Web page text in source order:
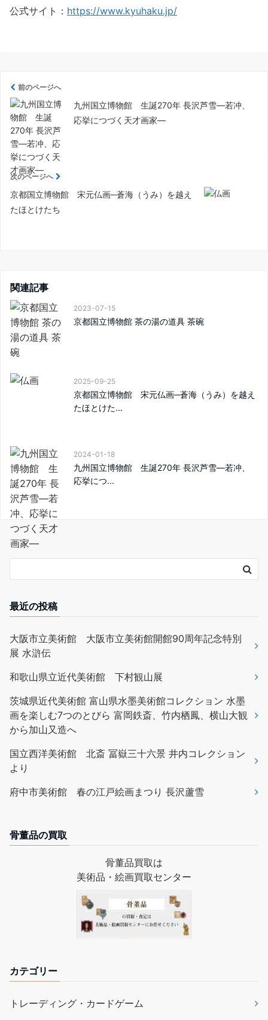
公式サイト： https://www.kyuhaku.jp/
前のページへ
九州国立博物館 生誕270年 長沢芦雪—若冲、
応挙につづく天才画家—
次のページへ
京都国立博物館 宋元仏画─蒼海（うみ）を越え
たほとけたち
関連記事
2023-07-15
京都国立博物館 茶の湯の道具 茶碗
2025-09-25
京都国立博物館 宋元仏画─蒼海（うみ）を越え
たほとけた...
2024-01-18
九州国立博物館 生誕270年 長沢芦雪—若冲、
応挙につ...
最近の投稿
大阪市立美術館 大阪市立美術館開館90周年記念特別
展 水滸伝
和歌山県立近代美術館 下村観山展
茨城県近代美術館 富山県水墨美術館コレクション 水墨
画を楽しむ7つのとびら 富岡鉄斎、竹内栖鳳、横山大観
から加山又造へ
国立西洋美術館 北斎 冨嶽三十六景 井内コレクション
より
府中市美術館 春の江戸絵画まつり 長沢蘆雪
骨董品の買取
骨董品買取は
美術品・絵画買取センター
カテゴリー
トレーディング・カードゲーム